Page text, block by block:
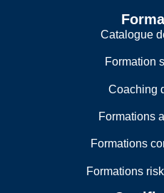
Catalogue
Formation
Coaching
Formations
Formations
Formations